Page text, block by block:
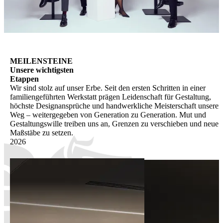
MEILENSTEINE
Unsere wichtigsten
Etappen
Wir sind stolz auf unser Erbe. Seit den ersten Schritten in einer
familiengeführten Werkstatt prägen Leidenschaft für Gestaltung,
höchste Designansprüche und handwerkliche Meisterschaft unseren
Weg – weitergegeben von Generation zu Generation. Mut und
Gestaltungswille treiben uns an, Grenzen zu verschieben und neue
Maßstäbe zu setzen.
2026